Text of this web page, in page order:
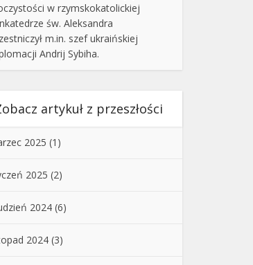
w rzymskokatolickiej
św. Aleksandra
m.in. szef ukraińskiej
Andrij Sybiha.
artykuł z przeszłości
2025 (1)
2025 (2)
2024 (6)
2024 (3)